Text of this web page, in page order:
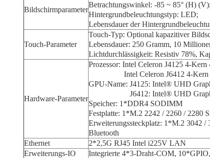
Bildschirmparameter
Betrachtungswinkel: -85 ~ 85° (H) (V);
Hintergrundbeleuchtungstyp: LED;
Lebensdauer der
Touch-Parameter
Touch-Typ: Optional kapazitiver
Lebensdauer: 250 Gramm, 10
Lichtdurchlässigkeit: Resistiv 78%,
Hardware-Parameter
Prozessor: Intel Celeron J4125 4-
Intel Celeron J6412 4-Kern 4-
GPU-Name: J4125: Intel® UHD
J6412: Intel® UHD Graphics
Speicher: 1*DDR4 SODIMM
Festplatte: 1*M.2 2242 / 2260 /
Erweiterungssteckplatz: 1*M.2 3042
Bluetooth
Ethernet
2*2,5G RJ45 Intel i225V LAN
Erweiterungs-IO
Integrierte 4*3-Draht-COM,